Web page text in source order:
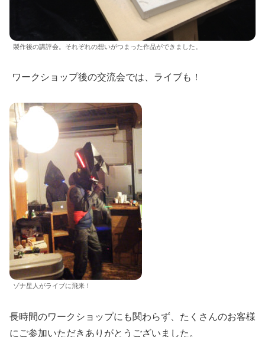
製作後の講評会。それぞれの想いがつまった作品ができました。
ワークショップ後の交流会では、ライブも！
ゾナ星人がライブに飛来！
長時間のワークショップにも関わらず、たくさんのお客様
にご参加いただきありがとうございました。